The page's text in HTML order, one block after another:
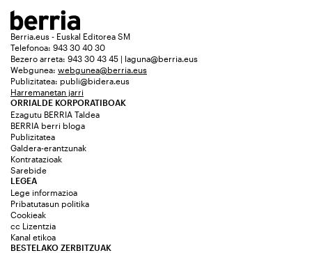
Berria.eus - Euskal Editorea SM
Telefonoa: 943 30 40 30
Bezero arreta: 943 30 43 45 | laguna@berria.eus
Webgunea: webgunea@berria.eus
Publizitatea: publi@bidera.eus
Harremanetan jarri
ORRIALDE KORPORATIBOAK
Ezagutu BERRIA Taldea
BERRIA berri bloga
Publizitatea
Galdera-erantzunak
Kontratazioak
Sarebide
LEGEA
Lege informazioa
Pribatutasun politika
Cookieak
cc Lizentzia
Kanal etikoa
BESTELAKO ZERBITZUAK